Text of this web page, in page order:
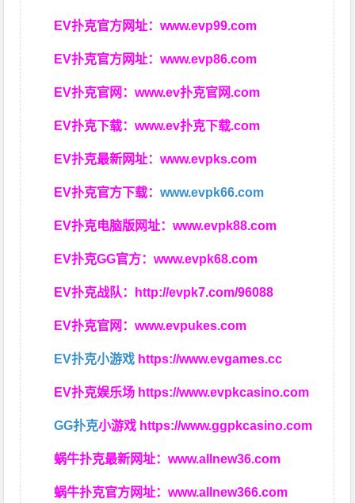
EV扑克官方网址：www.evp99.com
EV扑克官方网址：www.evp86.com
EV扑克官网：www.ev扑克官网.com
EV扑克下载：www.ev扑克下载.com
EV扑克最新网址：www.evpks.com
EV扑克官方下载：www.evpk66.com
EV扑克电脑版网址：www.evpk88.com
EV扑克GG官方：www.evpk68.com
EV扑克战队： http://evpk7.com/96088
EV扑克官网：www.evpukes.com
EV扑克小游戏 https://www.evgames.cc
EV扑克娱乐场 https://www.evpkcasino.com
GG扑克小游戏 https://www.ggpkcasino.com
蜗牛扑克最新网址：www.allnew36.com
蜗牛扑克官方网址：www.allnew366.com